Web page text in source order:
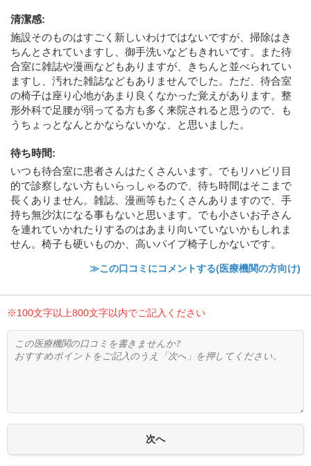
清潔感:
施設そのものはすごく新しいわけではないですが、掃除はき
ちんとされていますし、御手洗いなどもきれいです。また待
合室に雑誌や漫画などもありますが、きちんと並べられてい
ますし、汚れた雑誌などもありませんでした。ただ、待合室
の椅子は座り心地があまり良くなかった覚えがあります。整
形外科で足腰が弱ってる方も多く来院されると思うので、も
うちょっとなんとかならないかな、と思いました。
待ち時間:
いつも待合室に患者さんはたくさんいます。でもリハビリ目
的で診察しない方もいらっしゃるので、待ち時間はそこまで
長くありません。雑誌、漫画等もたくさんありますので、手
持ち無沙汰になる事もないと思います。でも小さいお子さん
を連れていかれたりするのはあまり向いていないかもしれま
せん。椅子も硬いものか、高いパイプ椅子しかないです。
≫この口コミにコメントする(医療機関の方向け)
※100文字以上800文字以内でご記入ください